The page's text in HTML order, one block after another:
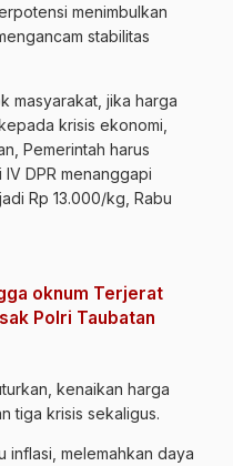
menimbulkan
stabilitas
masyarakat, jika harga
krisis ekonomi,
Pemerintah harus
DPR menanggapi
Rp 13.000/kg, Rabu
oknum Terjerat
Polri Taubatan
kenaikan harga
tiga krisis sekaligus.
inflasi, melemahkan daya